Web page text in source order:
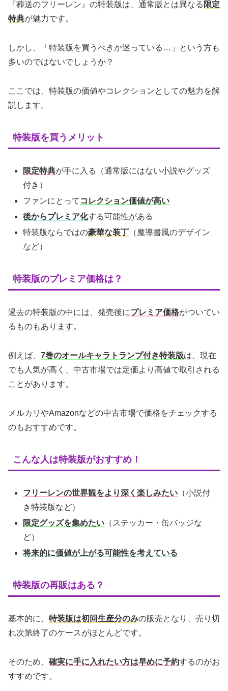
『葬送のフリーレン』の特装版は、通常版とは異なる 限定
特典が魅力です。
しかし、「特装版を買うべきか迷っている…」という方も
多いのではないでしょうか？
ここでは、特装版の価値やコレクションとしての魅力を解
説します。
特装版を買うメリット
限定特典が手に入る（通常版にはない小説やグッズ
付き）
ファンにとって コレクション価値が高い
後からプレミア化する可能性がある
特装版ならではの豪華な装丁 （魔導書風のデザイン
など）
特装版のプレミア価格は？
過去の特装版の中には、発売後にプレミア価格がついてい
るものもあります。
例えば、 7巻のオールキャラトランプ付き特装版は、現在
でも人気が高く、中古市場では定価より高値で取引される
ことがあります。
メルカリやAmazonなどの中古市場で価格をチェックする
のもおすすめです。
こんな人は特装版がおすすめ！
フリーレンの世界観をより深く楽しみたい （小説付
き特装版など）
限定グッズを集めたい （ステッカー・缶バッジな
ど）
将来的に価値が上がる可能性を考えている
特装版の再販はある？
基本的に、 特装版は初回生産分のみの販売となり、売り切
れ次第終了のケースがほとんどです。
そのため、 確実に手に入れたい方は早めに予約するのがお
すすめです。